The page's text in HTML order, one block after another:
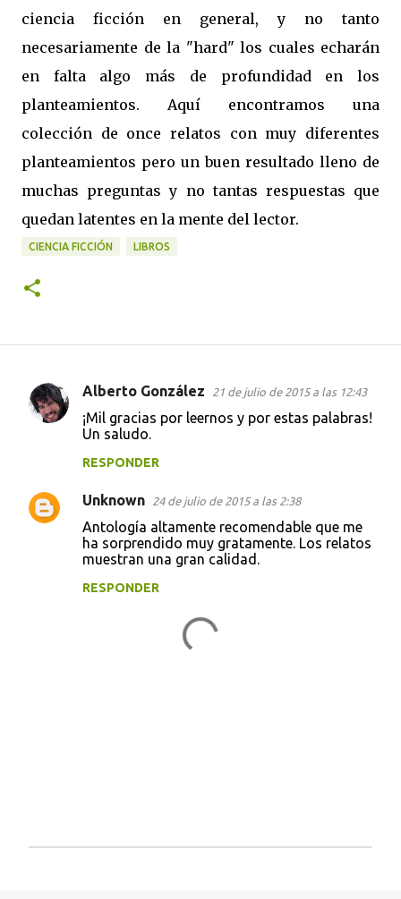
ciencia ficción en general, y no tanto
necesariamente de la "hard" los cuales echarán
en falta algo más de profundidad en los
planteamientos. Aquí encontramos una
colección de once relatos con muy diferentes
planteamientos pero un buen resultado lleno de
muchas preguntas y no tantas respuestas que
quedan latentes en la mente del lector.
CIENCIA FICCIÓN LIBROS
C
n
Alberto González 21 de julio de 2015 a las 12:43
¡Mil gracias por leernos y por estas palabras!
Un saludo.
RESPONDER
Unknown 24 de julio de 2015 a las 2:38
Antología altamente recomendable que me
ha sorprendido muy gratamente. Los relatos
muestran una gran calidad.
RESPONDER